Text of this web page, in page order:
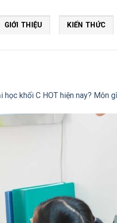
GIỚI THIỆU KIẾN THỨC
học khối C HOT hiện nay? Môn